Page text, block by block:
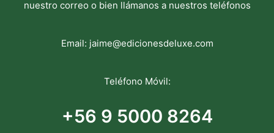
nuestro correo o bien llámanos a nuestros teléfonos
Email: jaime@edicionesdeluxe.com
Teléfono Móvil:
+56 9 5000 8264